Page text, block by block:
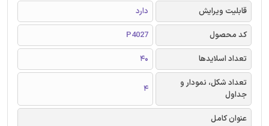
قابلیت ویرایش
دارد
کد محصول
P4027
تعداد اسلایدها
40
تعداد شکل، نمودار و
جداول
4
عنوان کامل